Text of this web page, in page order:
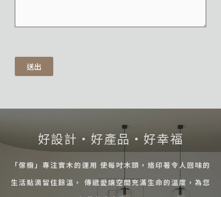
送出
好設計・好產品・好幸福
「傢櫥」專注實木的運用 使每吋木頭，烙印著令人回味的
生活點滴留住餘溫， 傳遞愛讓空間充滿生命的溫度，為您